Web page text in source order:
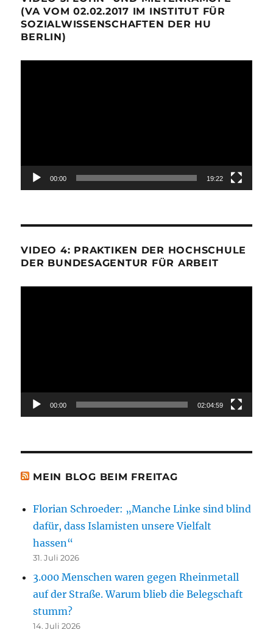
(VA VOM 02.02.2017 IM INSTITUT FÜR
SOZIALWISSENSCHAFTEN DER HU
BERLIN)
00:00 19:22
VIDEO 4: PRAKTIKEN DER HOCHSCHULE
DER BUNDESAGENTUR FÜR ARBEIT
00:00 02:04:59
MEIN BLOG BEIM FREITAG
Florian Schroeder: „Manche Linke sind blind
dafür, dass Islamisten unsere Vielfalt
hassen“
31. Juli 2026
3.000 Menschen waren gegen Rheinmetall
auf der Straße. Warum blieb die Belegschaft
stumm?
14. Juli 2026